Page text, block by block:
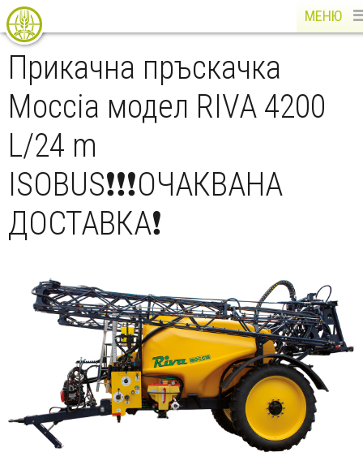
МЕНЮ
Прикачна пръскачка
Moccia модел RIVA 4200
L/24 m
ISOBUS❗❗❗ОЧАКВАНА
ДОСТАВКА❗